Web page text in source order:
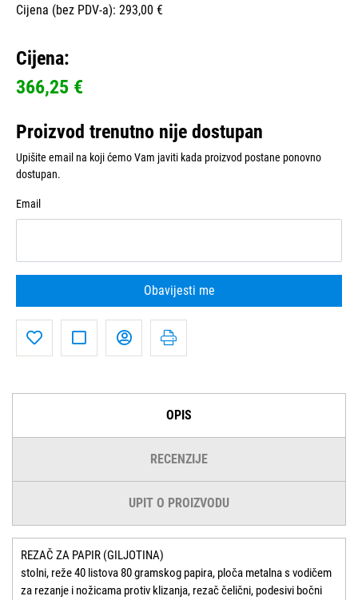
Cijena (bez PDV-a): 293,00 €
Cijena:
366,25 €
Proizvod trenutno nije dostupan
Upišite email na koji ćemo Vam javiti kada proizvod postane ponovno
dostupan.
Email
Obavijesti me
OPIS
RECENZIJE
UPIT O PROIZVODU
REZAČ ZA PAPIR (GILJOTINA)
stolni, reže 40 listova 80 gramskog papira, ploča metalna s vodičem
za rezanje i nožicama protiv klizanja, rezač čelični, podesivi bočni